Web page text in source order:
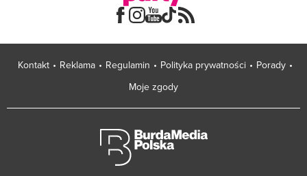
Kontakt Reklama Regulamin Polityka prywatności
Porady
Moje zgody